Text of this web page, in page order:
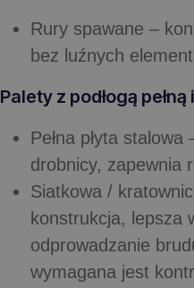
Rury spawane –
bez luźnych
Palety z podłogą
Pełna płyta stalowa
drobnicy, zapewnia
Siatkowa /
konstrukcja, lepsza
odprowadzanie
wymagana jest